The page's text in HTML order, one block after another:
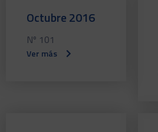
Octubre 2016
Nº 101
Ver más